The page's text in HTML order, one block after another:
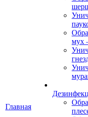
Главная
мух